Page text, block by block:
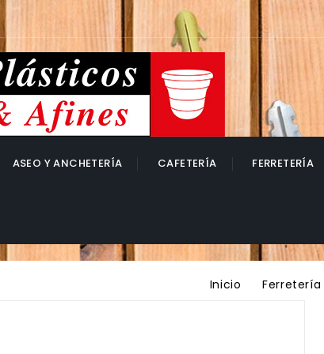
ASEO Y ANCHETERÍA CAFETERÍA FERRETERÍA
Inicio Ferretería